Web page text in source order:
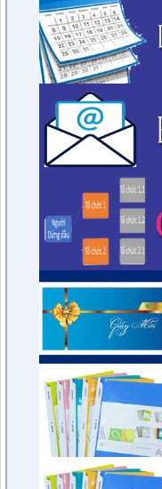
1682/QĐ-UBND
Về việc công bố Danh
bổ sung trong lĩnh vực
phạm vi chức năng
tỉnh Điện Biên
lượt xem: 18 | lượt tải:9
1681/QĐ-UBND
Phê duyệt Quy trình
chính các lĩnh vực
Văn phòng đại diện
ngoài tại Việt Nam
Ngoại vụ tỉ
lượt xem: 18 | lượt tải:9
1690/QĐ-UBND
Phê duyệt quy trình
thay thế trong lĩnh vực
chức năng quản lý của
lượt xem: 17 | lượt tải:13
1674/QĐ-UBND
Về việc công bố Danh
và bị bãi bỏ trong lĩnh
thuộc phạm vi chức
nghệ tỉnh Điện Biên
lượt xem: 16 | lượt tải:8
1671/QĐ-UBND